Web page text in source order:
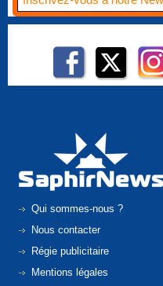
Qui sommes-nous ?
Nous contacter
Régie publicitaire
Mentions légales